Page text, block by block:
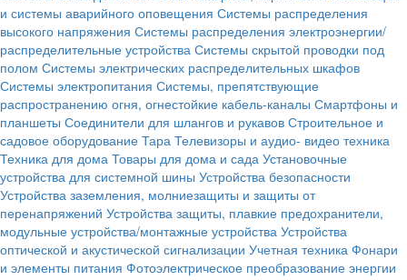
и системы аварийного оповещения Системы распределения
высокого напряжения Системы распределения электроэнергии/
распределительные устройства Системы скрытой проводки под
полом Системы электрических распределительных шкафов
Системы электропитания Системы, препятствующие
распространению огня, огнестойкие кабель-каналы Смартфоны и
планшеты Соединители для шлангов и рукавов Строительное и
садовое оборудование Тара Телевизоры и аудио- видео техника
Техника для дома Товары для дома и сада Установочные
устройства для системной шины Устройства безопасности
Устройства заземления, молниезащиты и защиты от
перенапряжений Устройства защиты, плавкие предохранители,
модульные устройства/монтажные устройства Устройства
оптической и акустической сигнализации Учетная техника Фонари
и элементы питания Фотоэлектрическое преобразование энергии